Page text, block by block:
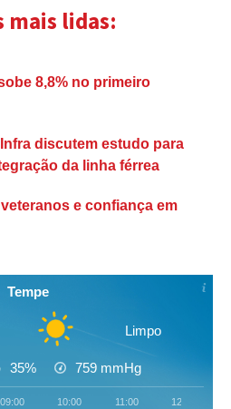
mais lidas:
8,8% no primeiro
discutem estudo para
da linha férrea
e confiança em
Tempe
Limpo
35% 759 mmHg
09:00 10:00 11:00 12:00